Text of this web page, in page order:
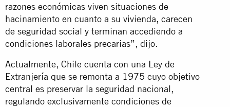
razones económicas viven situaciones de
hacinamiento en cuanto a su vivienda, carecen
de seguridad social y terminan accediendo a
condiciones laborales precarias”, dijo.
Actualmente, Chile cuenta con una Ley de
Extranjería que se remonta a 1975 cuyo objetivo
central es preservar la seguridad nacional,
regulando exclusivamente condiciones de